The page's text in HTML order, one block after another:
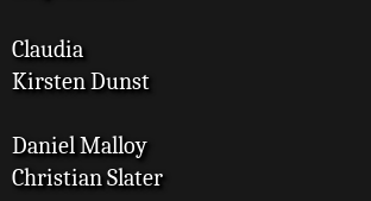
Claudia
Kirsten Dunst
Daniel Malloy
Christian Slater